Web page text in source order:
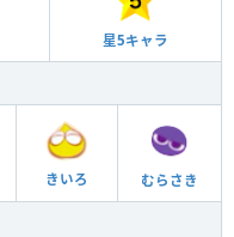
星5キャラ
きいろ むらさき